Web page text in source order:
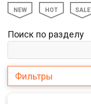
NEW HOT SALE
Поиск по разделу
Фильтры